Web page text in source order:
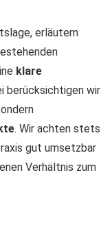
erläutern
klare
berücksichtigen wir
. Wir achten stets
gut umsetzbar
Verhältnis zum